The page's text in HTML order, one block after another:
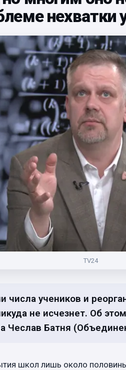
нехватки
TV24
числа учеников и
не исчезнет. Об
Чеслав Батня
школ лишь около